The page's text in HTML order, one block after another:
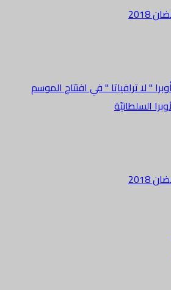
2018
" لا ترافياتا " في افتتاح الموسم
السلطانيّة
2018